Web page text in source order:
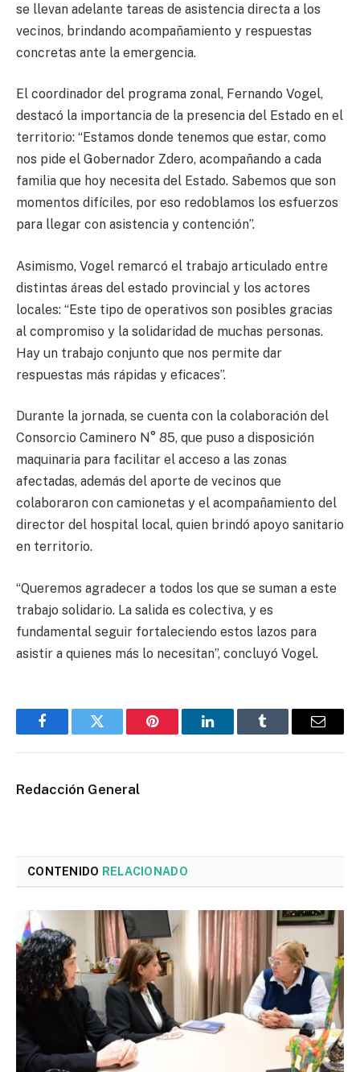
se llevan adelante tareas de asistencia directa a los
vecinos, brindando acompañamiento y respuestas
concretas ante la emergencia.
El coordinador del programa zonal, Fernando Vogel,
destacó la importancia de la presencia del Estado en el
territorio: “Estamos donde tenemos que estar, como
nos pide el Gobernador Zdero, acompañando a cada
familia que hoy necesita del Estado. Sabemos que son
momentos difíciles, por eso redoblamos los esfuerzos
para llegar con asistencia y contención”.
Asimismo, Vogel remarcó el trabajo articulado entre
distintas áreas del estado provincial y los actores
locales: “Este tipo de operativos son posibles gracias
al compromiso y la solidaridad de muchas personas.
Hay un trabajo conjunto que nos permite dar
respuestas más rápidas y eficaces”.
Durante la jornada, se cuenta con la colaboración del
Consorcio Caminero N° 85, que puso a disposición
maquinaria para facilitar el acceso a las zonas
afectadas, además del aporte de vecinos que
colaboraron con camionetas y el acompañamiento del
director del hospital local, quien brindó apoyo sanitario
en territorio.
“Queremos agradecer a todos los que se suman a este
trabajo solidario. La salida es colectiva, y es
fundamental seguir fortaleciendo estos lazos para
asistir a quienes más lo necesitan”, concluyó Vogel.
FacebookTwitter Pinterest LinkedInTumblr Email
Redacción General
CONTENIDO RELACIONADO